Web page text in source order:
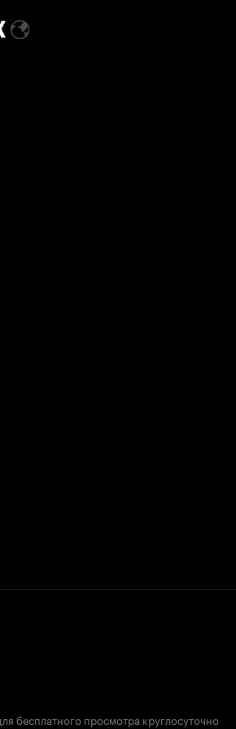
бесплатного просмотра круглосуточно